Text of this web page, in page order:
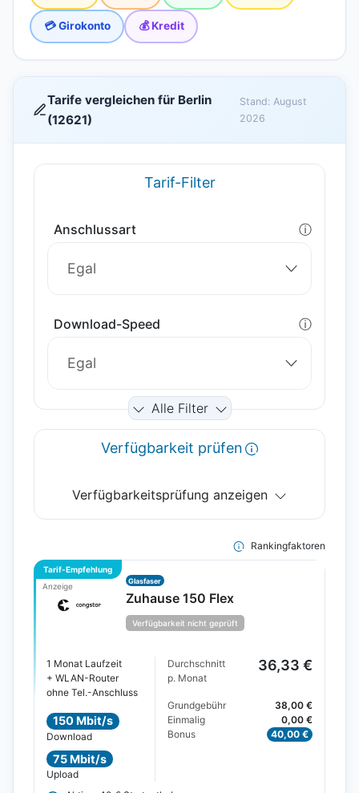
💳 Girokonto 💰 Kredit
Tarife vergleichen für Berlin
(12621)
Stand: August
2026